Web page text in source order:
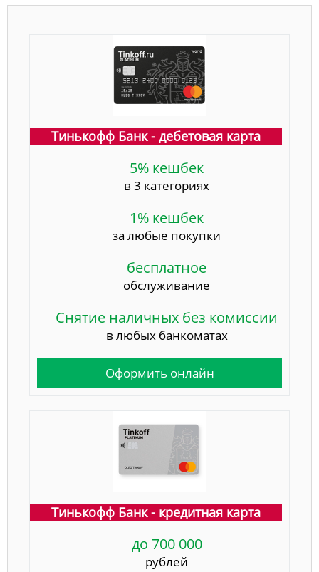
Тинькофф Банк - дебетовая карта
5% кешбек
в 3 категориях
1% кешбек
за любые покупки
бесплатное
обслуживание
Снятие наличных без комиссии
в любых банкоматах
Оформить онлайн
Тинькофф Банк - кредитная карта
до 700 000
рублей